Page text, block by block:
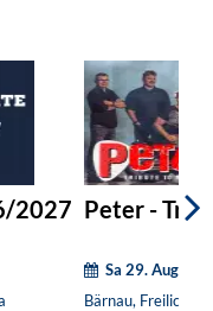
2027 Peter -
Sa 29. August
Bärnau,